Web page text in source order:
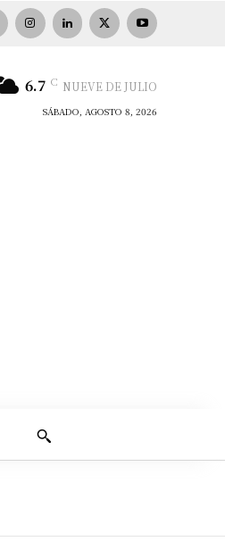
6.7 C NUEVE DE JULIO
SÁBADO, AGOSTO 8, 2026